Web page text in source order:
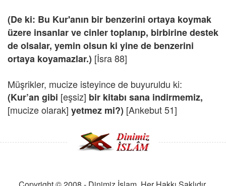
(De ki: Bu Kur'anın bir benzerini ortaya koymak
üzere insanlar ve cinler toplanıp, birbirine destek
de olsalar, yemin olsun ki yine de benzerini
ortaya koyamazlar.) [İsra 88]
Müşrikler, mucize isteyince de buyuruldu ki:
(Kur’an gibi [eşsiz] bir kitabı sana indirmemiz,
[mucize olarak] yetmez mi?) [Ankebut 51]